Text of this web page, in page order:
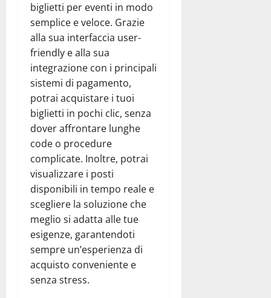
biglietti per eventi in modo
semplice e veloce. Grazie
alla sua interfaccia user-
friendly e alla sua
integrazione con i principali
sistemi di pagamento,
potrai acquistare i tuoi
biglietti in pochi clic, senza
dover affrontare lunghe
code o procedure
complicate. Inoltre, potrai
visualizzare i posti
disponibili in tempo reale e
scegliere la soluzione che
meglio si adatta alle tue
esigenze, garantendoti
sempre un’esperienza di
acquisto conveniente e
senza stress.